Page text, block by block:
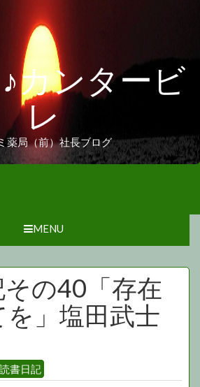
カンタービ
レ
薬局（前）社長ブログ
MENU
の40「存在
」塩田武士
読書日記